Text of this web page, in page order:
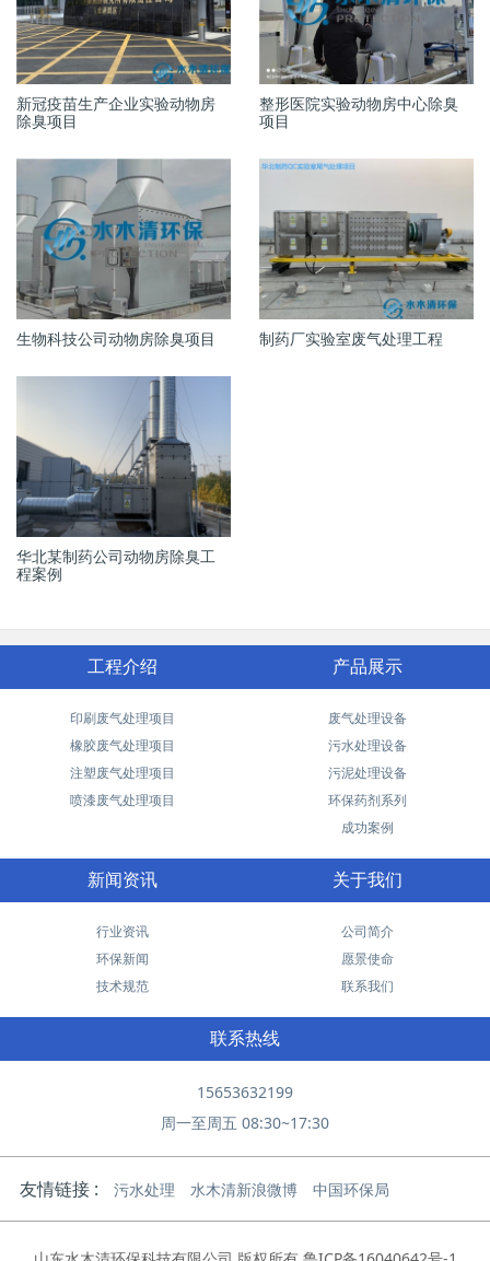
新冠疫苗生产企业实验动物房
除臭项目
整形医院实验动物房中心除臭
项目
生物科技公司动物房除臭项目 制药厂实验室废气处理工程
华北某制药公司动物房除臭工
程案例
工程介绍
印刷废气处理项目
橡胶废气处理项目
注塑废气处理项目
喷漆废气处理项目
产品展示
废气处理设备
污水处理设备
污泥处理设备
环保药剂系列
成功案例
新闻资讯
行业资讯
环保新闻
技术规范
关于我们
公司简介
愿景使命
联系我们
联系热线
15653632199
周一至周五 08:30~17:30
友情链接 : 污水处理 水木清新浪微博 中国环保局